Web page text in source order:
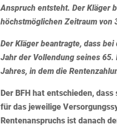
Anspruch entsteht. Der Kläger
höchstmöglichen Zeitraum von
Der Kläger beantragte, dass
Jahr der Vollendung seines
Jahres, in dem die
Der BFH hat entschieden,
für das jeweilige
Rentenanspruchs ist danach